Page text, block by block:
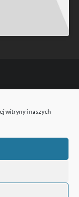
witryny i naszych